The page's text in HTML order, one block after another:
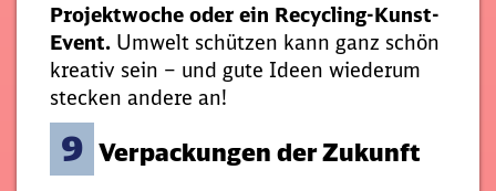
Projektwoche oder ein Recycling-Kunst-
Event. Umwelt schützen kann ganz schön
kreativ sein – und gute Ideen wiederum
stecken andere an!
9 Verpackungen der Zukunft